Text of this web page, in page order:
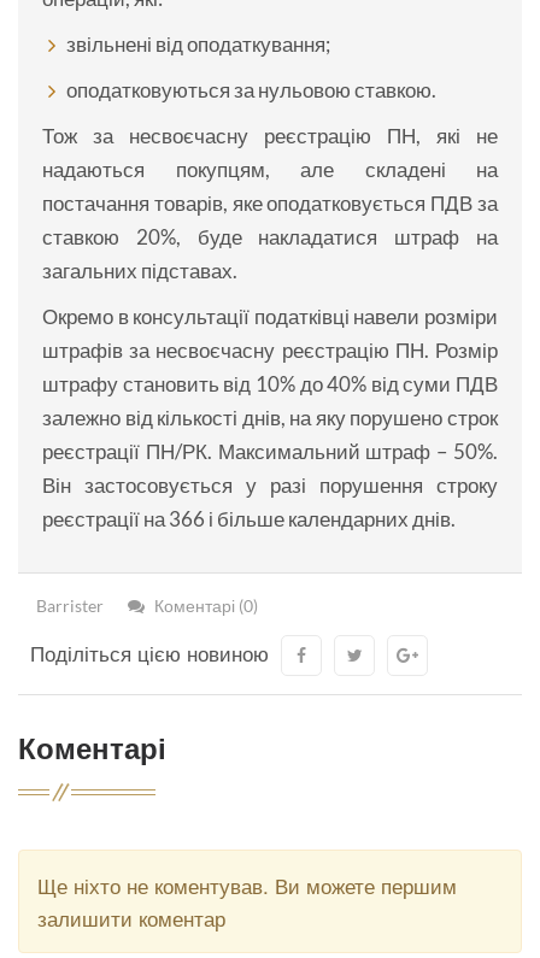
звільнені від оподаткування;
оподатковуються за нульовою ставкою.
Тож за несвоєчасну реєстрацію ПН, які не
надаються покупцям, але складені на
постачання товарів, яке оподатковується ПДВ за
ставкою 20%, буде накладатися штраф на
загальних підставах.
Окремо в консультації податківці навели розміри
штрафів за несвоєчасну реєстрацію ПН. Розмір
штрафу становить від 10% до 40% від суми ПДВ
залежно від кількості днів, на яку порушено строк
реєстрації ПН/РК. Максимальний штраф – 50%.
Він застосовується у разі порушення строку
реєстрації на 366 і більше календарних днів.
Barrister Коментарі (0)
Поділіться цією новиною
Коментарі
Ще ніхто не коментував. Ви можете першим
залишити коментар